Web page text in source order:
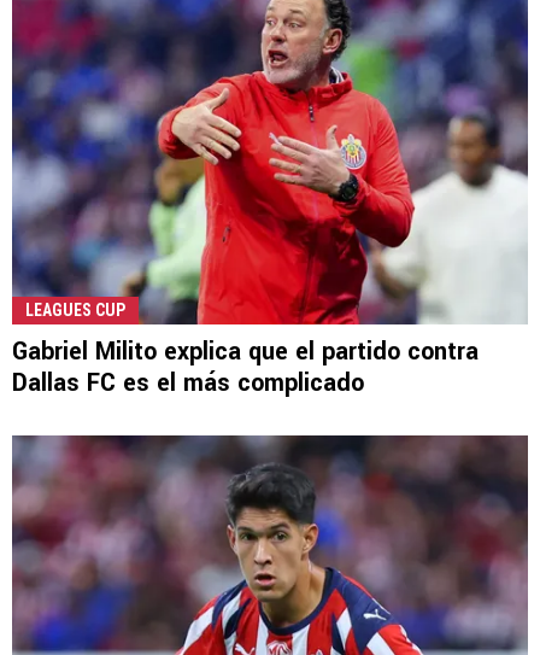
LEAGUES CUP
Gabriel Milito explica que el partido contra
Dallas FC es el más complicado